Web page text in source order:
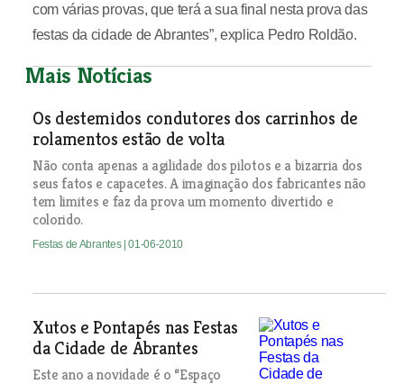
com várias provas, que terá a sua final nesta prova das
festas da cidade de Abrantes”, explica Pedro Roldão.
Mais Notícias
Os destemidos condutores dos carrinhos de
rolamentos estão de volta
Não conta apenas a agilidade dos pilotos e a bizarria dos
seus fatos e capacetes. A imaginação dos fabricantes não
tem limites e faz da prova um momento divertido e
colorido.
Festas de Abrantes | 01-06-2010
Xutos e Pontapés nas Festas
da Cidade de Abrantes
Este ano a novidade é o “Espaço